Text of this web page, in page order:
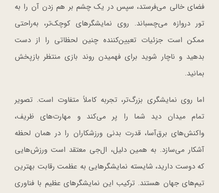
فضای خالی می‌فرستد، سپس در یک چشم بر هم زدن آن را به
تور دروازه می‌چسباند. روی نمایشگرهای کوچک‌تر، به‌راحتی
ممکن است جزئیات تعیین‌کننده چنین لحظاتی را از دست
بدهید و ناچار شوید برای فهمیدن روند بازی منتظر بازپخش
بمانید.
اما روی نمایشگری بزرگ‌تر، تجربه کاملاً متفاوت است. تصویر
تمام میدان دید شما را پر می‌کند و مهارت‌های ظریف،
واکنش‌های برق‌آسا، قدرت بدنی ورزشکاران را در همان لحظه
آشکار می‌سازد. به همین دلیل، ال‌جی معتقد است ورزش‌هایی
که دوست دارید، شایسته نمایشگرهایی به عظمت رقابت بهترین
تیم‌های جهان هستند. ترکیب این نمایشگرهای عظیم با فناوری